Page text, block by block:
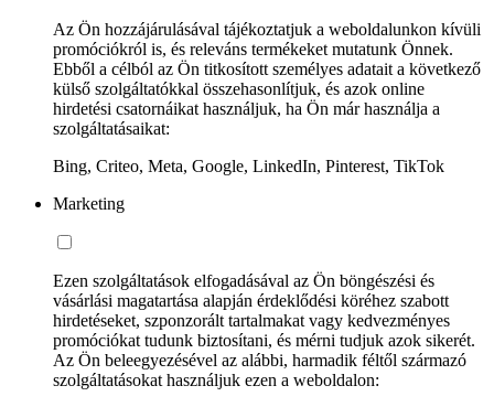
Az Ön hozzájárulásával tájékoztatjuk a weboldalunkon kívüli
promóciókról is, és releváns termékeket mutatunk Önnek.
Ebből a célból az Ön titkosított személyes adatait a következő
külső szolgáltatókkal összehasonlítjuk, és azok online
hirdetési csatornáikat használjuk, ha Ön már használja a
szolgáltatásaikat:
Bing, Criteo, Meta, Google, LinkedIn, Pinterest, TikTok
Marketing
Ezen szolgáltatások elfogadásával az Ön böngészési és
vásárlási magatartása alapján érdeklődési köréhez szabott
hirdetéseket, szponzorált tartalmakat vagy kedvezményes
promóciókat tudunk biztosítani, és mérni tudjuk azok sikerét.
Az Ön beleegyezésével az alábbi, harmadik féltől származó
szolgáltatásokat használjuk ezen a weboldalon: